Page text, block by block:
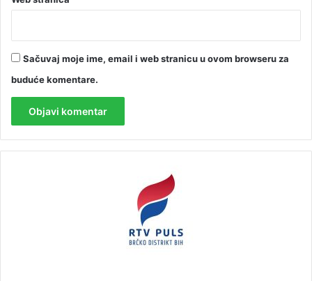
Sačuvaj moje ime, email i web stranicu u ovom browseru za
buduće komentare.